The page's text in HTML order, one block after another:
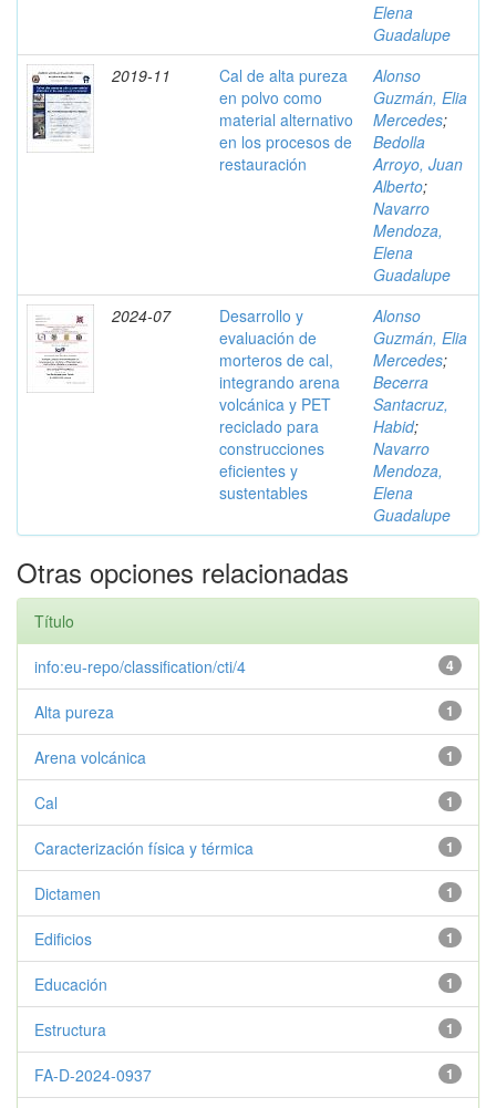
Elena
Guadalupe
2019-11
Cal de alta pureza
en polvo como
material alternativo
en los procesos de
restauración
Alonso
Guzmán, Elia
Mercedes;
Bedolla
Arroyo, Juan
Alberto;
Navarro
Mendoza,
Elena
Guadalupe
2024-07
Desarrollo y
evaluación de
morteros de cal,
integrando arena
volcánica y PET
reciclado para
construcciones
eficientes y
sustentables
Alonso
Guzmán, Elia
Mercedes;
Becerra
Santacruz,
Habid;
Navarro
Mendoza,
Elena
Guadalupe
Otras opciones relacionadas
Título
4
info:eu-repo/classification/cti/4
1
Alta pureza
1
Arena volcánica
1
Cal
1
Caracterización física y térmica
1
Dictamen
1
Edificios
1
Educación
1
Estructura
1
FA-D-2024-0937